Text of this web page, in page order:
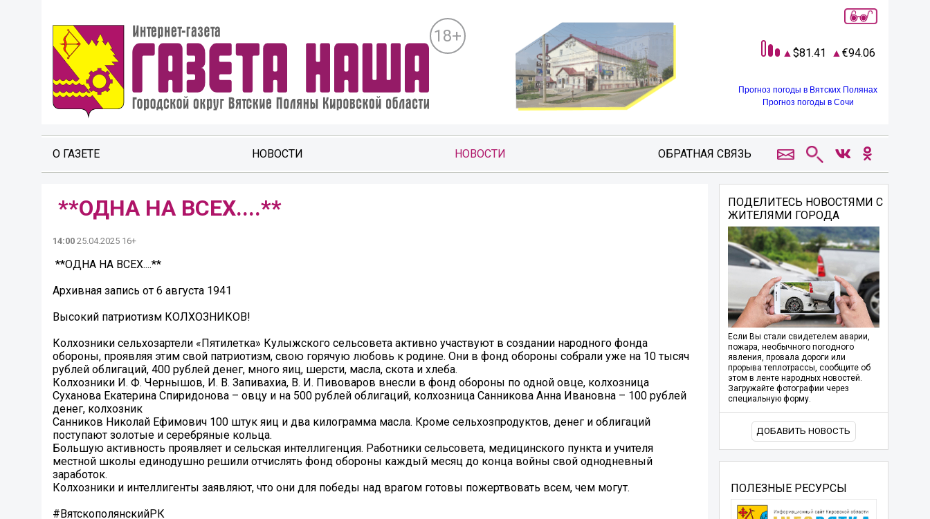
18+
81.41 94.06
Прогноз погоды в Вятских Полянах
Прогноз погоды в Сочи
О ГАЗЕТЕ НОВОСТИ НОВОСТИ ОБРАТНАЯ СВЯЗЬ
️ **ОДНА НА ВСЕХ....** ️
14:00 25.04.2025 16+
️ **ОДНА НА ВСЕХ....** ️
Архивная запись от 6 августа 1941
️Высокий патриотизм КОЛХОЗНИКОВ!
Колхозники сельхозартели «Пятилетка» Кулыжского сельсовета активно участвуют в создании народного фонда
обороны, проявляя этим свой патриотизм, свою горячую любовь к родине. Они в фонд обороны собрали уже на 10 тысяч
рублей облигаций, 400 рублей денег, много яиц, шерсти, масла, скота и хлеба.
Колхозники И. Ф. Чернышов, И. В. Запивахиа, В. И. Пивоваров внесли в фонд обороны по одной овце, колхозница
Суханова Екатерина Спиридонова – овцу и на 500 рублей облигаций, колхозница Санникова Анна Ивановна – 100 рублей
денег, колхозник
Санников Николай Ефимович 100 штук яиц и два килограмма масла. Кроме сельхозпродуктов, денег и облигаций
поступают золотые и серебряные кольца.
Большую активность проявляет и сельская интеллигенция. Работники сельсовета, медицинского пункта и учителя
местной школы единодушно решили отчислять фонд обороны каждый месяц до конца войны свой однодневный
заработок.
Колхозники и интеллигенты заявляют, что они для победы над врагом готовы пожертвовать всем, чем могут.
#ВятскополянскийРК
ПОДЕЛИТЕСЬ НОВОСТЯМИ С
ЖИТЕЛЯМИ ГОРОДА
Если Вы стали свидетелем аварии,
пожара, необычного погодного
явления, провала дороги или
прорыва теплотрассы, сообщите об
этом в ленте народных новостей.
Загружайте фотографии через
специальную форму.
ДОБАВИТЬ НОВОСТЬ
ПОЛЕЗНЫЕ РЕСУРСЫ